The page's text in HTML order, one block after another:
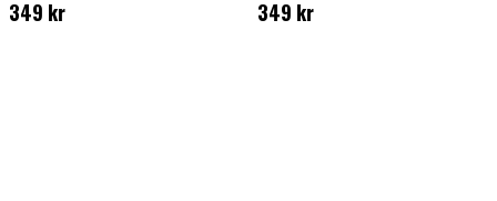
Pris: 349 kr
349 kr
Pris: 349 kr
349 kr